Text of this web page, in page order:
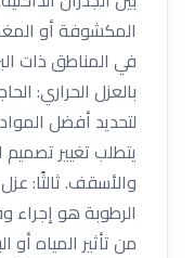
المكشوفة أو
في المناطق ذات
بالعزل الحراري:
لتحديد أفضل
يتطلب تغيير
والأسقف. ثالثًا:
الرطوبة هو إجراء
من تأثير المياه أو